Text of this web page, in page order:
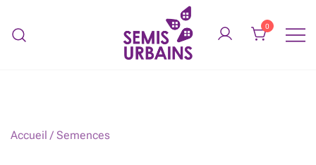
content
0
Accueil / Semences